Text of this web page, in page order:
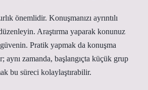
önemlidir. Konuşmanızı ayrıntılı
Araştırma yaparak konunuz
Pratik yapmak da konuşma
aynı zamanda, başlangıçta küçük grup
bu süreci kolaylaştırabilir.